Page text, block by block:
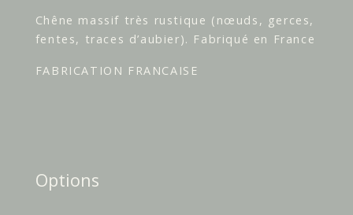
Chêne massif très rustique (nœuds, gerces,
fentes, traces d’aubier). Fabriqué en France
FABRICATION FRANCAISE
Options